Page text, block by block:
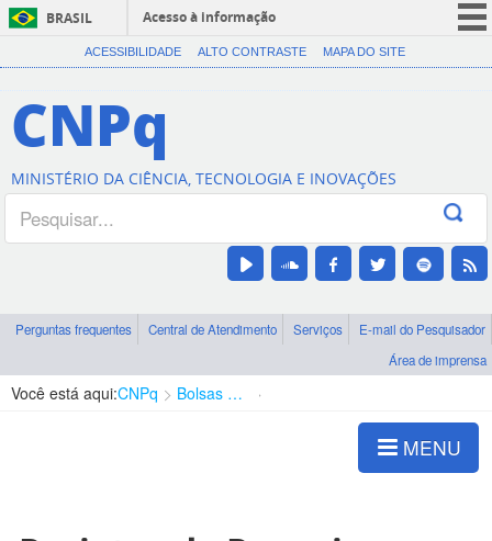
BRASIL
Acesso à informação
CORONAVÍRUS (COVID-19)
Canais
ACESSIBILIDADE ALTO CONTRASTE MAPA DO SITE
CNPq
MINISTÉRIO DA CIÊNCIA, TECNOLOGIA E INOVAÇÕES
Perguntas frequentes Central de Atendimento Serviços
E-mail do Pesquisador
Área de imprensa
Você está aqui:CNPq Bolsas e Auxílios Vigentes
MENU